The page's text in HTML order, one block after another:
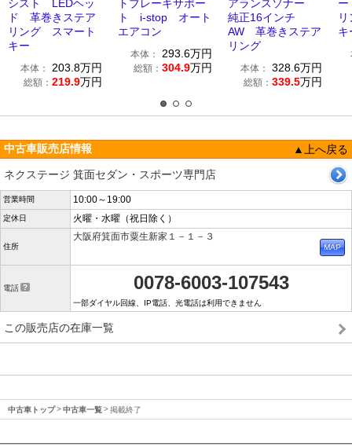
シスト LEDヘッ
ド 革巻きステア
リング スマート
キー
本体： 203.8万円
総額： 219.9万円
トブレーキサポー
ト i-stop オート
エアコン
本体： 293.6万円
総額： 304.9万円
アランスソナー
純正16インチ
AW 革巻きステア
リング
本体： 328.6万円
総額： 339.5万円
キ
中古車販売店情報
▲上へ戻る
ネクステージ 箕面セダン・スポーツ専門店
営業時間 10:00～19:00
定休日 火曜・水曜（祝日除く）
住所
大阪府箕面市粟生新家１－１－３
電話 0078-6003-107543
一部ダイヤル回線、IP電話、光電話は利用できません
この販売店の在庫一覧
中古車トップ 中古車一覧 掲載終了